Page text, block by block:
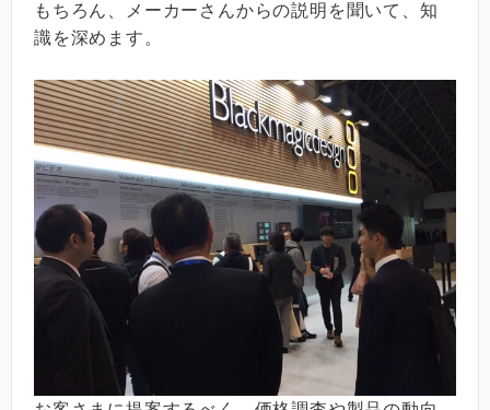
もちろん、メーカーさんからの説明を聞いて、知
識を深めます。